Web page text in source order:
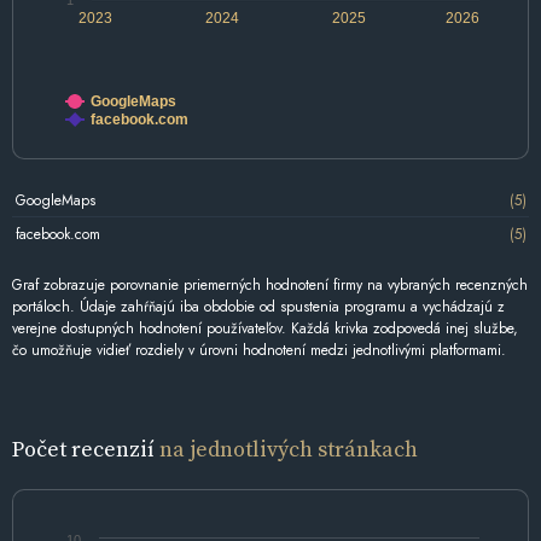
2024 2026
2023 2025
GoogleMaps
facebook.com
GoogleMaps
(5)
facebook.com
(5)
Graf zobrazuje porovnanie priemerných hodnotení firmy na vybraných recenzných
portáloch. Údaje zahŕňajú iba obdobie od spustenia programu a vychádzajú z
verejne dostupných hodnotení používateľov. Každá krivka zodpovedá inej službe,
čo umožňuje vidieť rozdiely v úrovni hodnotení medzi jednotlivými platformami.
Počet recenziína jednotlivých stránkach